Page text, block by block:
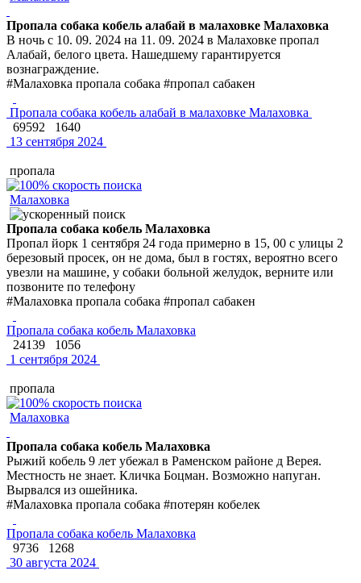
Пропала собака кобель алабай в малаховке Малаховка
В ночь с 10. 09. 2024 на 11. 09. 2024 в Малаховке пропал
Алабай, белого цвета. Нашедшему гарантируется
вознаграждение.
#Малаховка пропала собака #пропал сабакен
Пропала собака кобель алабай в малаховке Малаховка
69592
1640
13 сентября 2024
пропала
Малаховка
Пропала собака кобель Малаховка
Пропал йорк 1 сентября 24 года примерно в 15, 00 с улицы 2
березовый просек, он не дома, был в гостях, вероятно всего
увезли на машине, у собаки больной желудок, верните или
позвоните по телефону
#Малаховка пропала собака #пропал сабакен
Пропала собака кобель Малаховка
24139
1056
1 сентября 2024
пропала
Малаховка
Пропала собака кобель Малаховка
Рыжий кобель 9 лет убежал в Раменском районе д Верея.
Местность не знает. Кличка Боцман. Возможно напуган.
Вырвался из ошейника.
#Малаховка пропала собака #потерян кобелек
Пропала собака кобель Малаховка
9736
1268
30 августа 2024